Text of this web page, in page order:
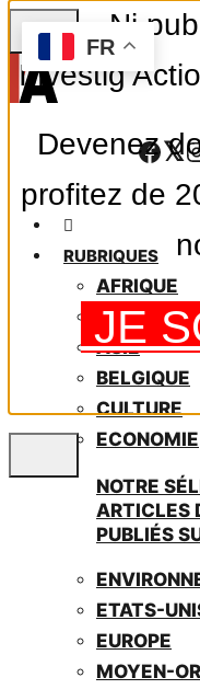
Skip
to
main
Facebook Twitter
RUBRIQUES
AFRIQUE
ASIE
BELGIQUE
CULTURE
ECONOMIE
NOTRE
ARTICLES
PUBLIÉS
ETATS-
EUROPE
MOYEN-
FR
Ni
Devenez
profitez de
JE